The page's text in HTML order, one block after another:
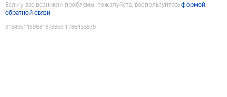
Если у вас возникли проблемы, пожалуйста, воспользуйтесьформой
обратной связи
9184951159681373350:1786133879